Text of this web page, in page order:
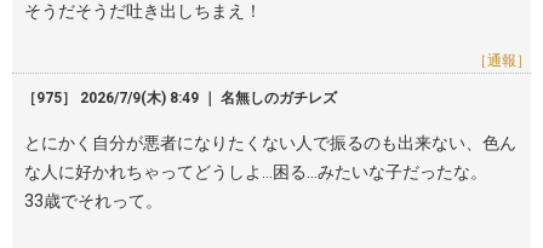
そうだそうだ吐き出しちまえ！
［通報］
［975］ 2026/7/9(木) 8:49 ｜ 名無しのガチレズ
とにかく自分が悪者になりたくない人で振るのも出来ない、色ん
な人に好かれちゃってどうしよ…困る…みたいな子だったな。
33歳でそれって。